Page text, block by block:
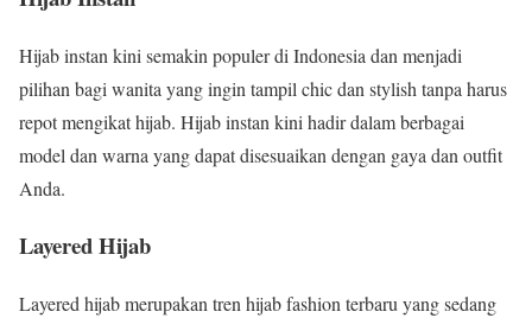
Hijab instan kini semakin populer di Indonesia dan menjadi
pilihan bagi wanita yang ingin tampil chic dan stylish tanpa harus
repot mengikat hijab. Hijab instan kini hadir dalam berbagai
model dan warna yang dapat disesuaikan dengan gaya dan outfit
Anda.
Layered Hijab
Layered hijab merupakan tren hijab fashion terbaru yang sedang